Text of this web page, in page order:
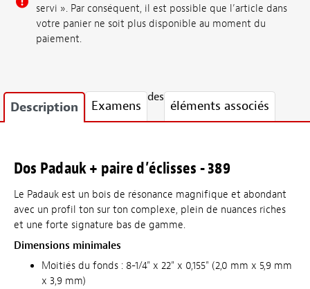
servi ». Par conséquent, il est possible que l’article dans
votre panier ne soit plus disponible au moment du
paiement.
Description Examens
des
éléments associés
Dos Padauk + paire d’éclisses - 389
Le Padauk est un bois de résonance magnifique et abondant
avec un profil ton sur ton complexe, plein de nuances riches
et une forte signature bas de gamme.
Dimensions minimales
Moitiés du fonds : 8-1/4" x 22" x 0,155" (2,0 mm x 5,9 mm
x 3,9 mm)